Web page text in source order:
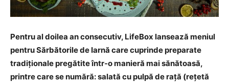
Pentru al doilea an consecutiv, LifeBox lansează meniul
pentru Sărbătorile de Iarnă care cuprinde preparate
tradiționale pregătite într-o manieră mai sănătoasă,
printre care se numără: salată cu pulpă de rață (rețetă